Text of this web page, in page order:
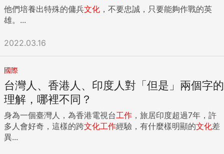
他們培養出特殊的傭兵文化 ，不要忠誠，只要能夠作戰的英
雄。...
2022.03.16
國際
台灣人、香港人、印度人對「但是」兩個字的
理解，哪裡不同？
身為一個臺灣人，為香港電視台工作 ，旅居印度超過7年，許
多人會好奇，這樣的跨文化工作經驗，有什麼樣明顯的文化差
異...